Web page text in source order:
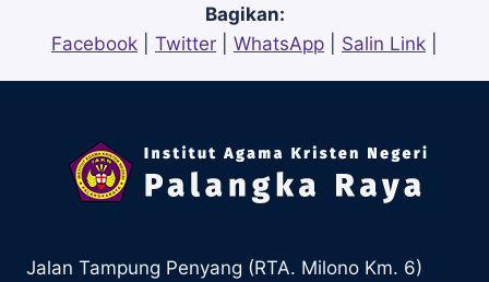
Bagikan:
Facebook
Twitter WhatsApp Salin Link
Jalan Tampung Penyang (RTA. Milono Km. 6)